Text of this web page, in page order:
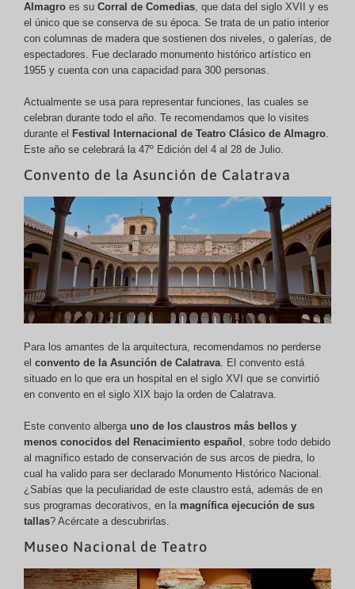
Almagro es su Corral de Comedias, que data del siglo XVII y es
el único que se conserva de su época. Se trata de un patio interior
con columnas de madera que sostienen dos niveles, o galerías, de
espectadores. Fue declarado monumento histórico artístico en
1955 y cuenta con una capacidad para 300 personas.
Actualmente se usa para representar funciones, las cuales se
celebran durante todo el año. Te recomendamos que lo visites
durante el Festival Internacional de Teatro Clásico de Almagro.
Este año se celebrará la 47º Edición del 4 al 28 de Julio.
Convento de la Asunción de Calatrava
Para los amantes de la arquitectura, recomendamos no perderse
el convento de la Asunción de Calatrava. El convento está
situado en lo que era un hospital en el siglo XVI que se convirtió
en convento en el siglo XIX bajo la orden de Calatrava.
Este convento alberga uno de los claustros más bellos y
menos conocidos del Renacimiento español , sobre todo debido
al magnífico estado de conservación de sus arcos de piedra, lo
cual ha valido para ser declarado Monumento Histórico Nacional.
¿Sabías que la peculiaridad de este claustro está, además de en
sus programas decorativos, en la magnífica ejecución de sus
tallas? Acércate a descubrirlas.
Museo Nacional de Teatro